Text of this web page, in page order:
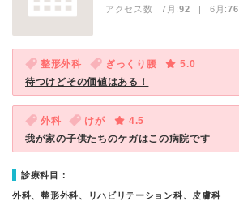
アクセス数 7月:92 | 6月:76
整形外科 ぎっくり腰
5.0
待つけどその価値はある！
外科 けが
4.5
我が家の子供たちのケガはこの病院です
診療科目：
外科、整形外科、リハビリテーション科、皮膚科